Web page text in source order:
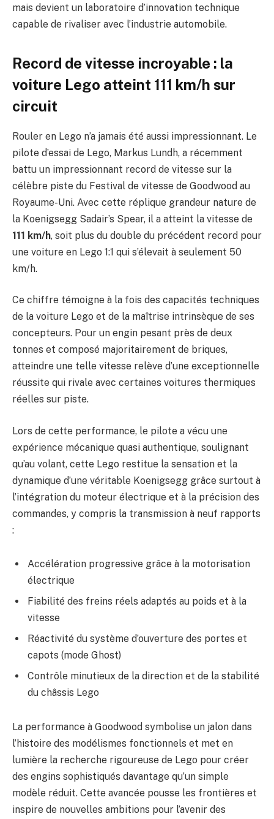
mais devient un laboratoire d’innovation technique
capable de rivaliser avec l’industrie automobile.
Record de vitesse incroyable : la
voiture Lego atteint 111 km/h sur
circuit
Rouler en Lego n’a jamais été aussi impressionnant. Le
pilote d’essai de Lego, Markus Lundh, a récemment
battu un impressionnant record de vitesse sur la
célèbre piste du Festival de vitesse de Goodwood au
Royaume-Uni. Avec cette réplique grandeur nature de
la Koenigsegg Sadair’s Spear, il a atteint la vitesse de
111 km/h, soit plus du double du précédent record pour
une voiture en Lego 1:1 qui s’élevait à seulement 50
km/h.
Ce chiffre témoigne à la fois des capacités techniques
de la voiture Lego et de la maîtrise intrinsèque de ses
concepteurs. Pour un engin pesant près de deux
tonnes et composé majoritairement de briques,
atteindre une telle vitesse relève d’une exceptionnelle
réussite qui rivale avec certaines voitures thermiques
réelles sur piste.
Lors de cette performance, le pilote a vécu une
expérience mécanique quasi authentique, soulignant
qu’au volant, cette Lego restitue la sensation et la
dynamique d’une véritable Koenigsegg grâce surtout à
l’intégration du moteur électrique et à la précision des
commandes, y compris la transmission à neuf rapports
:
Accélération progressive grâce à la motorisation
électrique
Fiabilité des freins réels adaptés au poids et à la
vitesse
Réactivité du système d’ouverture des portes et
capots (mode Ghost)
Contrôle minutieux de la direction et de la stabilité
du châssis Lego
La performance à Goodwood symbolise un jalon dans
l’histoire des modélismes fonctionnels et met en
lumière la recherche rigoureuse de Lego pour créer
des engins sophistiqués davantage qu’un simple
modèle réduit. Cette avancée pousse les frontières et
inspire de nouvelles ambitions pour l’avenir des